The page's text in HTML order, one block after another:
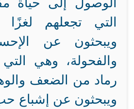
التي تجعلهم لغزًا
ويبحثون عن
والفحولة، وهي
رماد من الضعف
ويبحثون عن إشباع